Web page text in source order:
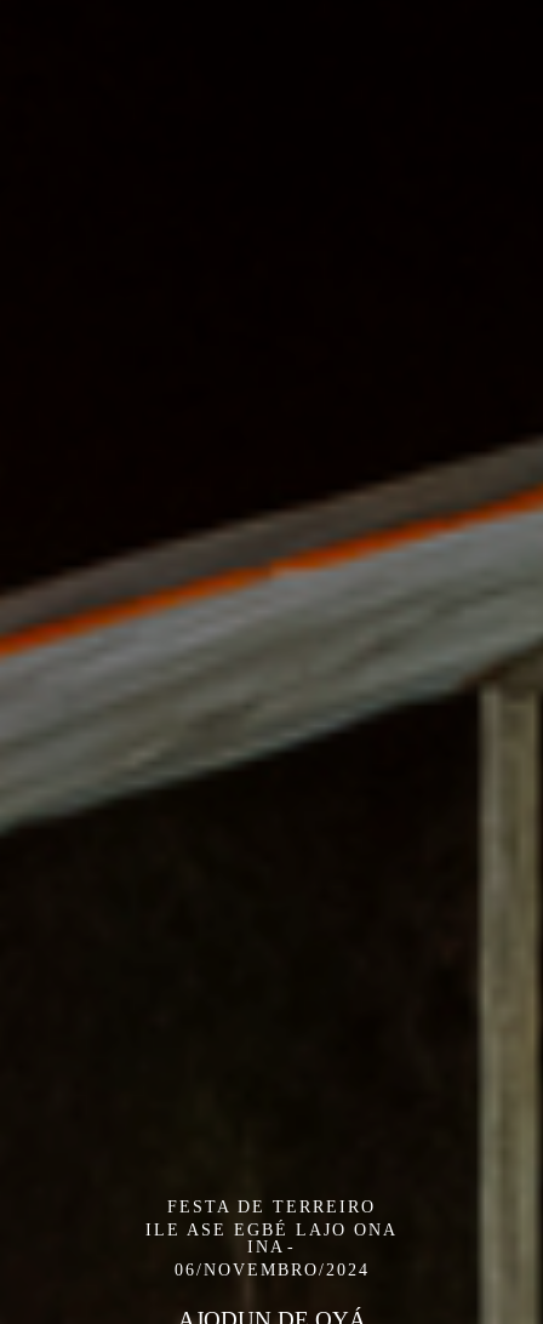
FESTA DE TERREIRO
ILE ASE EGBÉ LAJO ONA
INA
06/NOVEMBRO/2024
AJODUN DE OYÁ